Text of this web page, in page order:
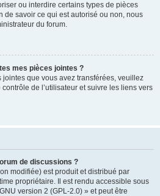
ou interdire certains types de pièces
de savoir ce qui est autorisé ou non, nous
du forum.
mes pièces jointes ?
jointes que vous avez transférées, veuillez
de l’utilisateur et suivre les liens vers
de discussions ?
modifiée) est produit et distribué par
propriétaire. Il est rendu accessible sous
version 2 (GPL-2.0) » et peut être